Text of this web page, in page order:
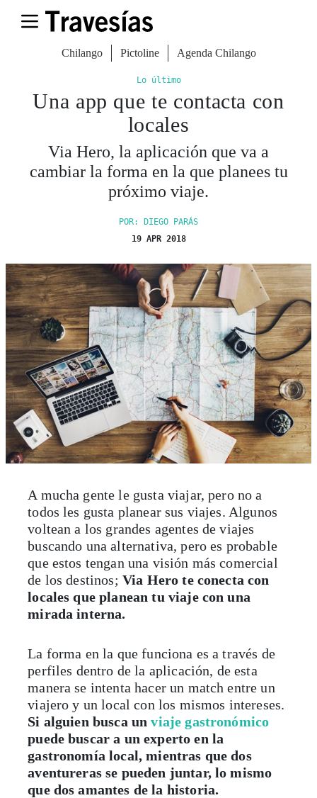
Chilango Pictoline Agenda Chilango
Lo último
Una app que te contacta con
locales
Via Hero, la aplicación que va a
cambiar la forma en la que planees tu
próximo viaje.
POR: DIEGO PARÁS
19 APR 2018
A mucha gente le gusta viajar, pero no a
todos les gusta planear sus viajes. Algunos
voltean a los grandes agentes de viajes
buscando una alternativa, pero es probable
que estos tengan una visión más comercial
de los destinos; Via Hero te conecta con
locales que planean tu viaje con una
mirada interna.
La forma en la que funciona es a través de
perfiles dentro de la aplicación, de esta
manera se intenta hacer un match entre un
viajero y un local con los mismos intereses.
Si alguien busca unviaje gastronómico
puede buscar a un experto en la
gastronomía local, mientras que dos
aventureras se pueden juntar, lo mismo
que dos amantes de la historia.